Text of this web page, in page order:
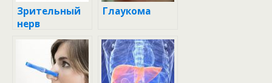
Зрительный
нерв
Глаукома